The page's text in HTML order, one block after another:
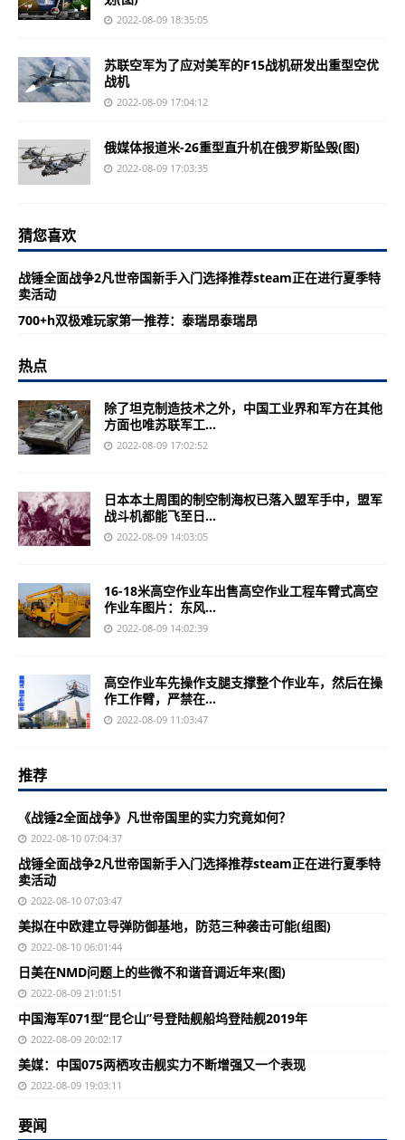
2022-08-09 18:35:05
苏联空军为了应对美军的F15战机研发出重型空优
战机
2022-08-09 17:04:12
俄媒体报道米-26重型直升机在俄罗斯坠毁(图)
2022-08-09 17:03:35
猜您喜欢
战锤全面战争2凡世帝国新手入门选择推荐steam正在进行夏季特
卖活动
700+h双极难玩家第一推荐：泰瑞昂泰瑞昂
热点
除了坦克制造技术之外，中国工业界和军方在其他
方面也唯苏联军工...
2022-08-09 17:02:52
日本本土周围的制空制海权已落入盟军手中，盟军
战斗机都能飞至日...
2022-08-09 14:03:05
16-18米高空作业车出售高空作业工程车臂式高空
作业车图片：东风...
2022-08-09 14:02:39
高空作业车先操作支腿支撑整个作业车，然后在操
作工作臂，严禁在...
2022-08-09 11:03:47
推荐
《战锤2全面战争》凡世帝国里的实力究竟如何？
2022-08-10 07:04:37
战锤全面战争2凡世帝国新手入门选择推荐steam正在进行夏季特
卖活动
2022-08-10 07:03:47
美拟在中欧建立导弹防御基地，防范三种袭击可能(组图)
2022-08-10 06:01:44
日美在NMD问题上的些微不和谐音调近年来(图)
2022-08-09 21:01:51
中国海军071型“昆仑山”号登陆舰船坞登陆舰2019年
2022-08-09 20:02:17
美媒：中国075两栖攻击舰实力不断增强又一个表现
2022-08-09 19:03:11
要闻